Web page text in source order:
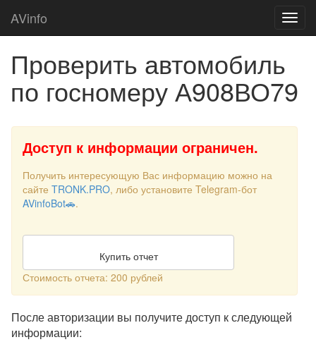
AVinfo
Проверить автомобиль
по госномеру А908ВО79
Доступ к информации ограничен.
Получить интересующую Вас информацию можно на
сайте TRONK.PRO, либо установите Telegram-бот
AVinfoBot🚗.
Купить отчет
Стоимость отчета: 200 рублей
После авторизации вы получите доступ к следующей
информации: